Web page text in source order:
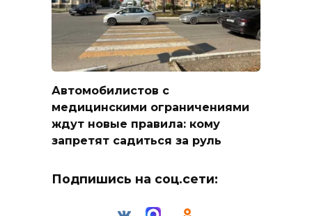
Автомобилистов с
медицинскими ограничениями
ждут новые правила: кому
запретят садиться за руль
Подпишись на соц.сети: